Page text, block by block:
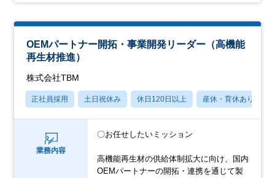
OEMパートナー開拓・事業開発リーダー（高機能
再生材推進）
株式会社TBM
正社員採用 土日祝休み 休日120日以上 産休・育休あり
業務内容
〇お任せしたいミッション
高機能再生材の供給体制拡大に向け、国内
OEMパートナーの開拓・連携を通じて製